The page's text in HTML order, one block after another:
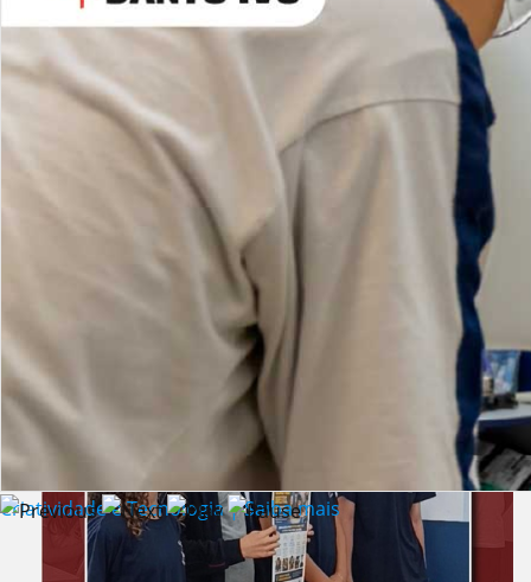
Criatividade e Tecnologia | Saiba mais